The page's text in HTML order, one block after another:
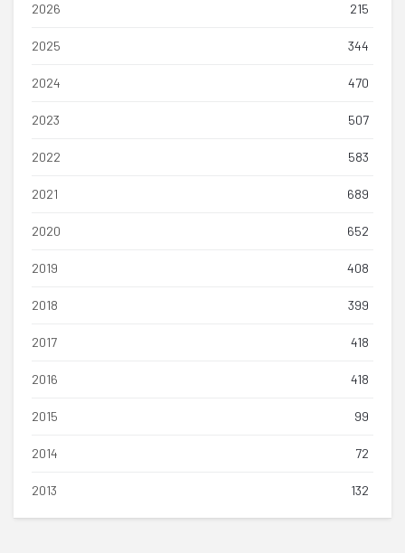
2026 215
2025 344
2024 470
2023 507
2022 583
2021 689
2020 652
2019 408
2018 399
2017 418
2016 418
2015 99
2014 72
2013 132